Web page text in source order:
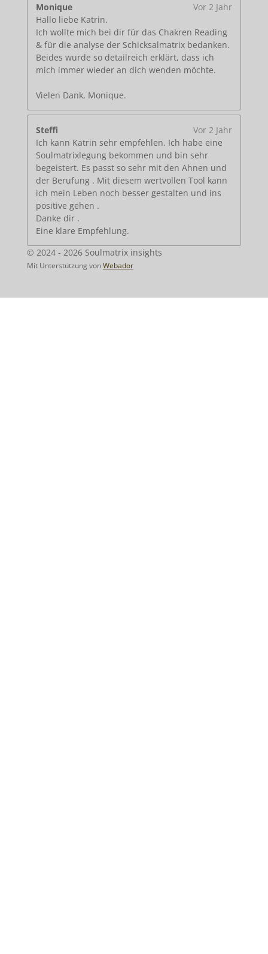
Monique
Vor 2 Jahr
Hallo liebe Katrin.
Ich wollte mich bei dir für das Chakren Reading
& für die analyse der Schicksalmatrix bedanken.
Beides wurde so detailreich erklärt, dass ich
mich immer wieder an dich wenden möchte.
Vielen Dank, Monique.
Steffi
Vor 2 Jahr
Ich kann Katrin sehr empfehlen. Ich habe eine
Soulmatrixlegung bekommen und bin sehr
begeistert. Es passt so sehr mit den Ahnen und
der Berufung . Mit diesem wertvollen Tool kann
ich mein Leben noch besser gestalten und ins
positive gehen .
Danke dir .
Eine klare Empfehlung.
© 2024 - 2026 Soulmatrix insights
Mit Unterstützung von Webador